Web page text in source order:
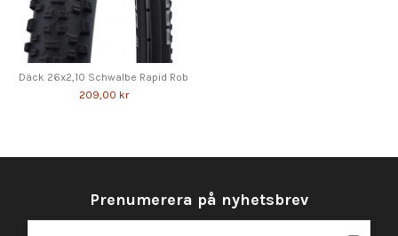
Däck 26x2,10 Schwalbe Rapid Rob
209,00 kr
Prenumerera på nyhetsbrev